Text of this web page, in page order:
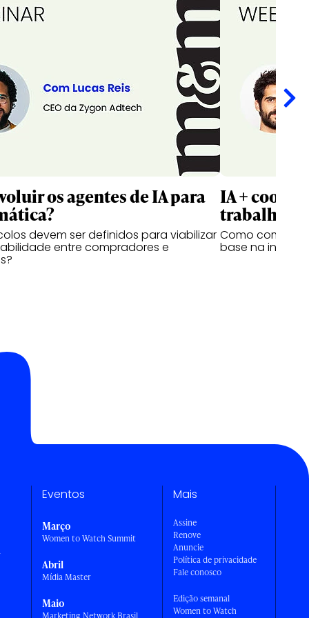
os agentes de IA para
devem ser definidos para viabilizar
entre compradores e
IA +
trabalhar?
Como comprar
base na
Eventos
Março
Women to Watch Summit
Abril
Mídia Master
Maio
Marketing Network Brasil
Mais
Assine
Renove
Anuncie
Política de privacidade
Fale conosco
Edição semanal
Women to Watch